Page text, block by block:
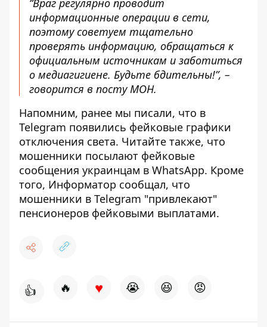
“Враг регулярно проводит
информационные операции в сети,
поэтому советуем тщательно
проверять информацию, обращаться к
официальным источникам и заботиться
о медиагигиене. Будьте бдительны!”, –
говорится в посту МОН.
Напомним, ранее мы писали, что в
Telegram появились фейковые графики
отключения света. Читайте также, что
мошенники посылают фейковые
сообщения украинцам в WhatsApp. Кроме
того, Информатор сообщал, что
мошенники в Telegram "привлекают"
пенсионеров фейковыми выплатами.
👍 🔥 ♥ 😭 😆 😡